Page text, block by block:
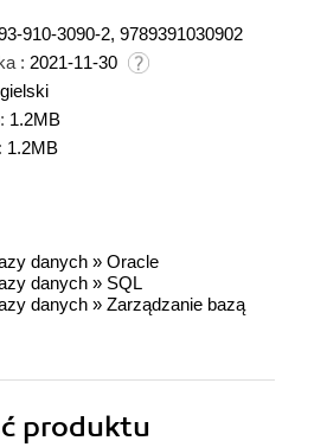
910-3090-2, 9789391030902
: 2021-11-30
1.2MB
1.2MB
danych » Oracle
danych » SQL
danych » Zarządzanie bazą
produktu